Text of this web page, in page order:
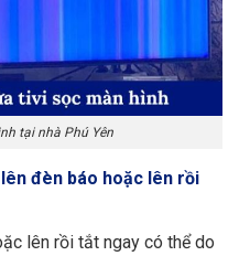
tại nhà Phú Yên
đèn báo hoặc lên rồi
lên rồi tắt ngay có thể do